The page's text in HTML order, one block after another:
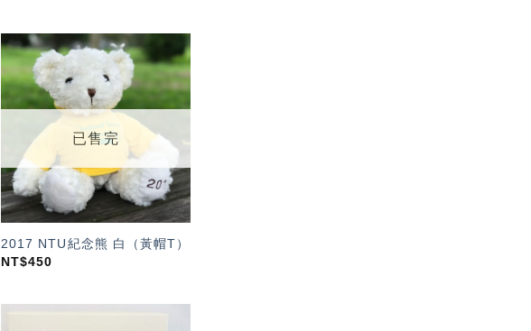
加入
「願
望輕
已售完
2017 NTU紀念熊 白（黃帽T）
NT$450